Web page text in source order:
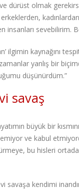
ve dürüst olmak
insanları sevebilirim.
ilgimin kaynağını
yanlış bir
düşünürdüm.”
savaş
büyük bir
ve kabul
bu hisleri ortadan
savaşa kendimi